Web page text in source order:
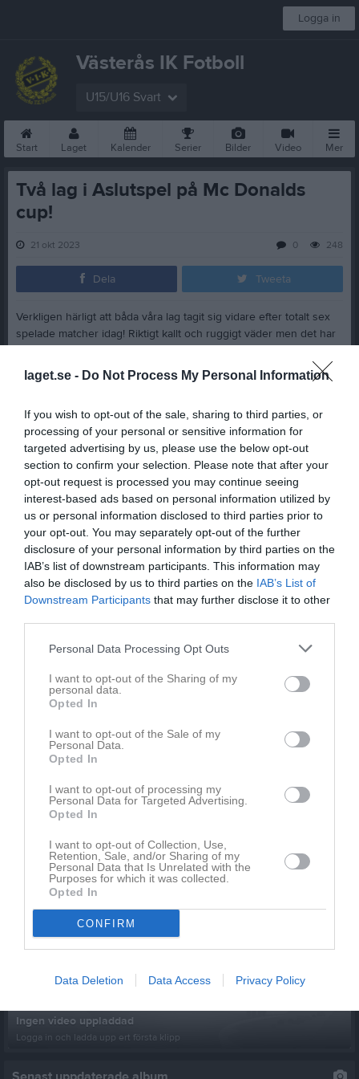
laget.se - Do Not Process My Personal Information
If you wish to opt-out of the sale, sharing to third parties, or
processing of your personal or sensitive information for
targeted advertising by us, please use the below opt-out
section to confirm your selection. Please note that after your
opt-out request is processed you may continue seeing
interest-based ads based on personal information utilized by
us or personal information disclosed to third parties prior to
your opt-out. You may separately opt-out of the further
disclosure of your personal information by third parties on the
IAB’s list of downstream participants. This information may
also be disclosed by us to third parties on the IAB’s List of
Downstream Participants that may further disclose it to other
Personal Data Processing Opt Outs
I want to opt-out of the Sharing of my
personal data.
Opted In
I want to opt-out of the Sale of my
Personal Data.
Opted In
I want to opt-out of processing my
Personal Data for Targeted Advertising.
Opted In
I want to opt-out of Collection, Use,
Retention, Sale, and/or Sharing of my
Personal Data that Is Unrelated with the
Purposes for which it was collected.
Opted In
CONFIRM
Data Deletion Data Access Privacy Policy
Logga in
Västerås IK Fotboll
U15/U16 Svart
Start Laget Kalender Serier Bilder Video Mer
Två lag i Aslutspel på Mc Donalds
cup!
21 okt 2023 248
0
Dela Tweeta
Verkligen härligt att båda våra lag tagit sig vidare efter totalt sex
spelade matcher idag! Riktigt kallt och ruggigt väder men det har
inställning har nu tagit oss till kvartsfinaler imorgon! Totalt har vi
lyckats göra 14 mål och kunde gjort betydligt fler!
ta oss så långt det går! Tråkigt nog spelar vi båda matcherna
samtidigt på olika platser så Mille och jag kommer få dela på oss!
Åter igen, fantastiskt bra jobbat i båda lagen! Sov och ät ordentlig
så ses vi redo att ta fighten imorgon igen!
Ulrika Larsson
Dela Tweeta
Kommentera
Du måste logga in för att kommentera
Logga in
På gång Kalender
Inga kommande aktiviteter
Kalenderöversikt
Senast uppladdade video
Ingen video uppladdad
Logga in och ladda upp ert första klipp